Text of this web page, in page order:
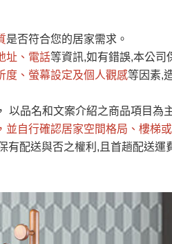
是否符合您的居家需求。
址、電話等資訊,如有錯誤,本公司
度、螢幕設定及個人觀感等因素,
， 以品名和文案介紹之商品項目為
，並自行確認居家空間格局、 樓梯
有配送與否之權利,且首趟配送運
運 費 說 明
免 運 費
時更新，如有需要購買商品，請
金額」。
有權取消訂單。
我們客服會與您電話聯絡或E-
）
未詢問下單後無現貨我們客服會
→
依評論高至低排列 依評